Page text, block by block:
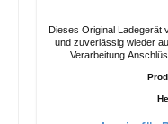
Dieses Original Ladegerät von Samsung lädt
und zuverlässig wieder auf. Adapter Original